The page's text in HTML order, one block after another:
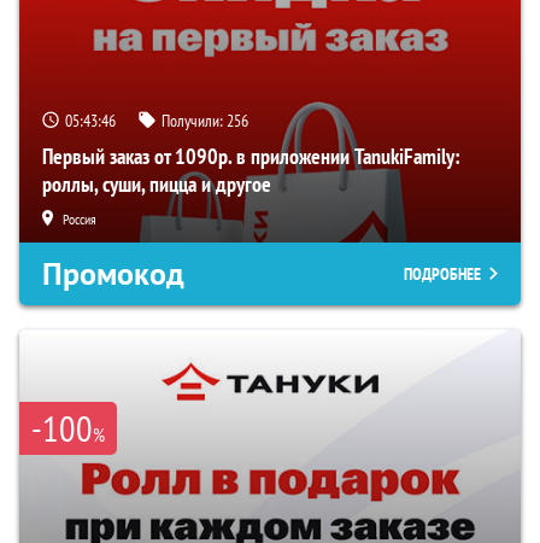
05:43:45 Получили:256
Первый заказ от 1090р. в приложении TanukiFamily:
роллы, суши, пицца и другое
Россия
Промокод ПОДРОБНЕЕ
-100%